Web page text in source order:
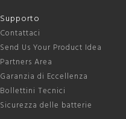
Supporto
Contattaci
Send Us Your Product Idea
Partners Area
Garanzia di Eccellenza
Bollettini Tecnici
Sicurezza delle batterie